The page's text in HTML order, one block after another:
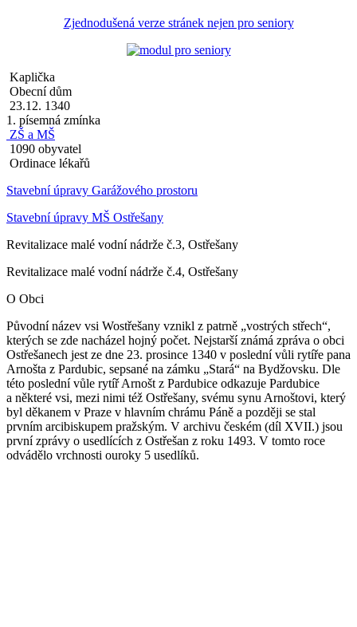
Zjednodušená verze stránek nejen pro seniory
Kaplička
Obecní dům
23.12. 1340
1. písemná zmínka
ZŠ a MŠ
1090 obyvatel
Ordinace lékařů
Stavební úpravy Garážového prostoru
Stavební úpravy MŠ Ostřešany
Revitalizace malé vodní nádrže č.3, Ostřešany
Revitalizace malé vodní nádrže č.4, Ostřešany
O Obci
Původní název vsi Wostřešany vznikl z patrně „vostrých střech“,
kterých se zde nacházel hojný počet. Nejstarší známá zpráva o obci
Ostřešanech jest ze dne 23. prosince 1340 v poslední vůli rytíře pana
Arnošta z Pardubic, sepsané na zámku „Stará“ na Bydžovsku. Dle
této poslední vůle rytíř Arnošt z Pardubice odkazuje Pardubice
a některé vsi, mezi nimi též Ostřešany, svému synu Arnoštovi, který
byl děkanem v Praze v hlavním chrámu Páně a později se stal
prvním arcibiskupem pražským. V archivu českém (díl XVII.) jsou
první zprávy o usedlících z Ostřešan z roku 1493. V tomto roce
odvádělo vrchnosti ouroky 5 usedlíků.